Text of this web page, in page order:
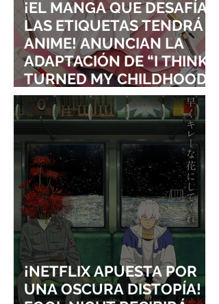
¡EL MANGA QUE DESAFÍA
LAS ETIQUETAS TENDRÁ
ANIME! ANUNCIAN LA
ADAPTACIÓN DE “I THINK I
TURNED MY CHILDHOOD
FRIEND INTO A GIRL”
¡NETFLIX APUESTA POR
UNA OSCURA DISTOPÍA!